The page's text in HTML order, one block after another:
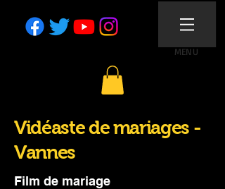
MENU
Vidéaste de mariages -
Vannes
Film de mariage